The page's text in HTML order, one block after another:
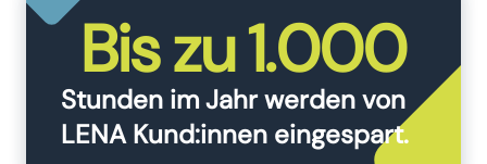
Bis zu 1.000
Stunden im Jahr werden von
LENA Kund:innen eingespart.